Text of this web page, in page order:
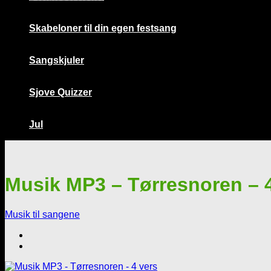
Skabeloner til din egen festsang
Sangskjuler
Sjove Quizzer
Jul
Musik MP3 – Tørresnoren –
Musik til sangene